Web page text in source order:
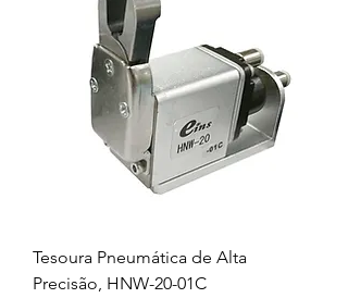
Tesoura Pneumática de Alta
Precisão, HNW-20-01C